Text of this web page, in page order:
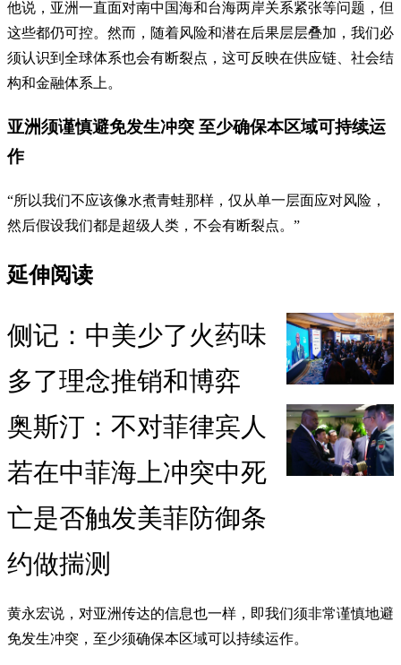
他说，亚洲一直面对南中国海和台海两岸关系紧张等问题，但
这些都仍可控。然而，随着风险和潜在后果层层叠加，我们必
须认识到全球体系也会有断裂点，这可反映在供应链、社会结
构和金融体系上。
亚洲须谨慎避免发生冲突 至少确保本区域可持续运
作
“所以我们不应该像水煮青蛙那样，仅从单一层面应对风险，
然后假设我们都是超级人类，不会有断裂点。”
延伸阅读
侧记：中美少了火药味
多了理念推销和博弈
奥斯汀：不对菲律宾人
若在中菲海上冲突中死
亡是否触发美菲防御条
约做揣测
黄永宏说，对亚洲传达的信息也一样，即我们须非常谨慎地避
免发生冲突，至少须确保本区域可以持续运作。